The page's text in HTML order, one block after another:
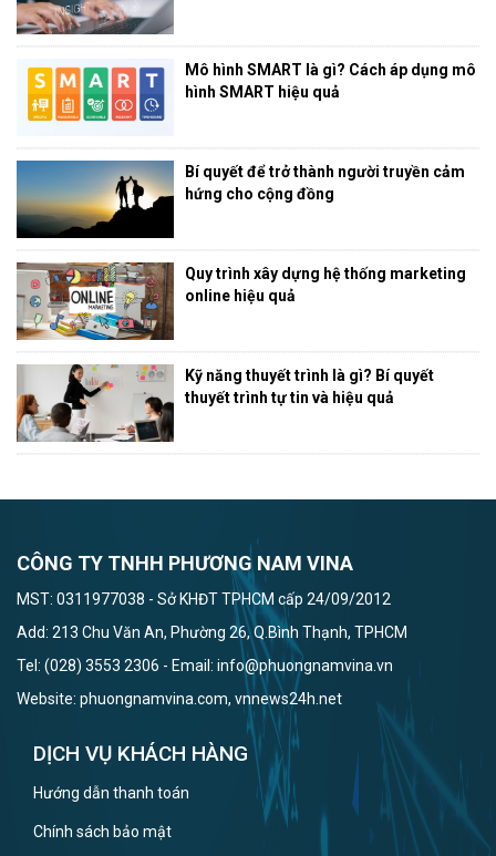
Mô hình SMART là gì? Cách áp dụng mô
hình SMART hiệu quả
Bí quyết để trở thành người truyền cảm
hứng cho cộng đồng
Quy trình xây dựng hệ thống marketing
online hiệu quả
Kỹ năng thuyết trình là gì? Bí quyết
thuyết trình tự tin và hiệu quả
CÔNG TY TNHH PHƯƠNG NAM VINA
MST: 0311977038 - Sở KHĐT TPHCM cấp 24/09/2012
Add: 213 Chu Văn An, Phường 26, Q.Bình Thạnh, TPHCM
Tel: (028) 3553 2306 - Email: info@phuongnamvina.vn
Website: phuongnamvina.com, vnnews24h.net
DỊCH VỤ KHÁCH HÀNG
Hướng dẫn thanh toán
Chính sách bảo mật